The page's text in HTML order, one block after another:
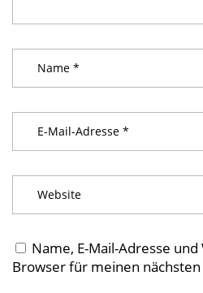
Name, E-Mail-Adresse
Browser für meinen